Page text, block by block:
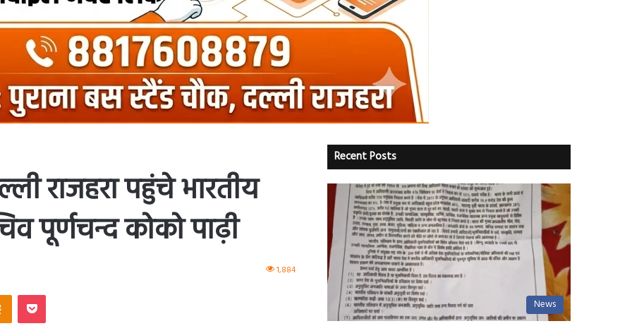
राजहरा पहुंचे भारतीय
पूर्णचन्द कोको पाढ़ी
1,884
Odnoklassniki
Pocket
Recent Posts
News